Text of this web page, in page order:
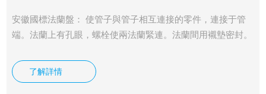
安徽國標法蘭盤： 使管子與管子相互連接的零件，連接于管
端。法蘭上有孔眼，螺栓使兩法蘭緊連。法蘭間用襯墊密封。
使用的。 在管道工程中，法蘭主要用于管道的連接。在需要
連接兩個管道的端頭處，各安裝一片法蘭盤，低壓管道可以使
了解詳情